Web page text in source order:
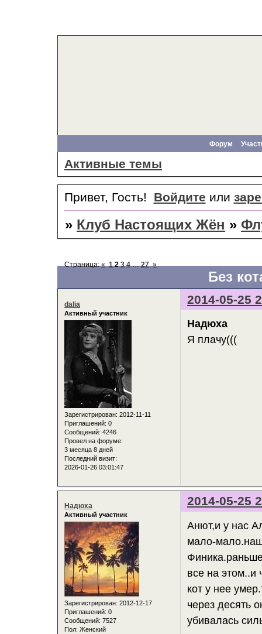
Форум
Активные темы
Привет, Гость! Войдите или
» Клуб Настоящих Жён »
Без
Страница:« 1 2 3 4 … 27 »
2014-05-25
dalia
Активный участник
Зарегистрирован: 2012-11-11
Приглашений: 0
Сообщений: 4246
Провел на форуме:
3 месяца 8 дней
Последний визит:
2026-01-26 03:01:47
Надюха
Я плачу(((
2014-05-25
Надюха
Активный участник
Зарегистрирован: 2012-12-17
Приглашений: 0
Сообщений: 7527
Пол: Женский
Анют,и у нас
мало-
все на этом..и
кот у нее
через десять
убивалась